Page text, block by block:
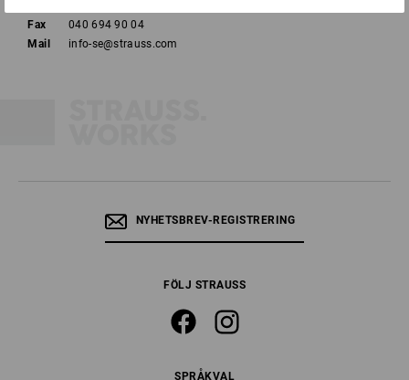
Fax
040 694 90 04
Mail
info-se@strauss.com
NYHETSBREV-REGISTRERING
FÖLJ STRAUSS
SPRÅKVAL